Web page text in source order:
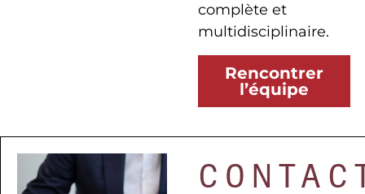
complète et
multidisciplinaire.
Rencontrer
l’équipe